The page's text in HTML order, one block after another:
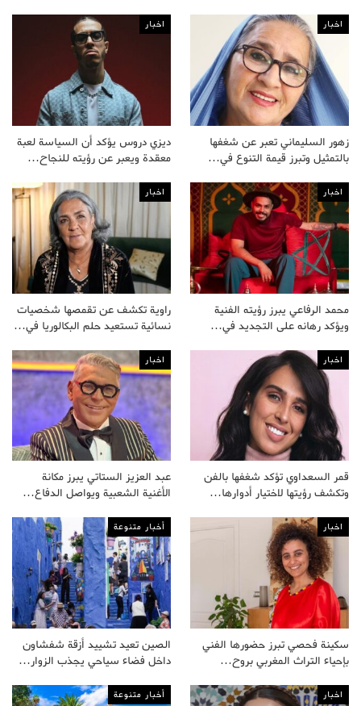
اخبار
زهور السليماني تعبر عن شغفها
بالتمثيل وتبرز قيمة التنوع في…
اخبار
ديزي دروس يؤكد أن السياسة لعبة
معقدة ويعبر عن رؤيته للنجاح…
اخبار
محمد الرفاعي يبرز رؤيته الفنية
ويؤكد رهانه على التجديد في…
اخبار
راوية تكشف عن تقمصها شخصيات
نسائية تستعيد حلم البكالوريا في…
اخبار
قمر السعداوي تؤكد شغفها بالفن
وتكشف رؤيتها لاختيار أدوارها…
اخبار
عبد العزيز الستاتي يبرز مكانة
الأغنية الشعبية ويواصل الدفاع…
اخبار
سكينة فحصي تبرز حضورها الفني
بإحياء التراث المغربي بروح…
أخبار متنوعة
الصين تعيد تشييد أزقة شفشاون
داخل فضاء سياحي يجذب الزوار…
اخبار أخبار متنوعة